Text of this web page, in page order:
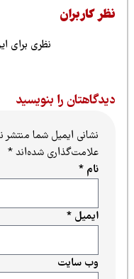
کاربران
نظری برای
را بنویسید
نشانی ایمیل شما منتشر
علامت‌گذاری شده‌اند*
ایمیل*
وب‌ سایت